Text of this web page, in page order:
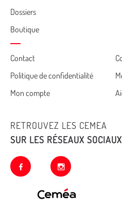
Dossiers
Boutique
Cemea
footer
Contact
Politique de confidentialité
Mon compte
RETROUVEZ LES CEMEA
SUR LES RÉSEAUX SOCIAUX
facebook instagram